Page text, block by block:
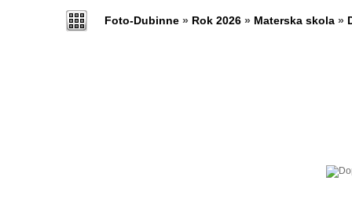
Foto-Dubinne » Rok 2026 » Materska skola »